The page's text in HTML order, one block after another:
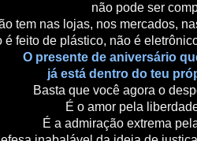
não pode ser
tem nas lojas, nos mercados,
é feito de plástico, não é
O presente de aniversário
já está dentro do teu
Basta que você agora o
É o amor pela
É a admiração extrema